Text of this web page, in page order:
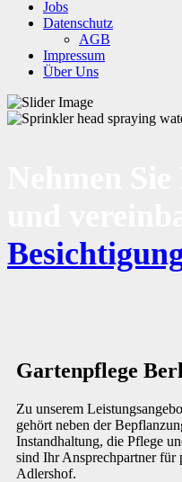
Jobs
Datenschutz
AGB
Impressum
Über Uns
Gartenpflege
Zu unserem
gehört neben der
Instandhaltung, die Pflege
sind Ihr Ansprechpartner für
Adlershof.